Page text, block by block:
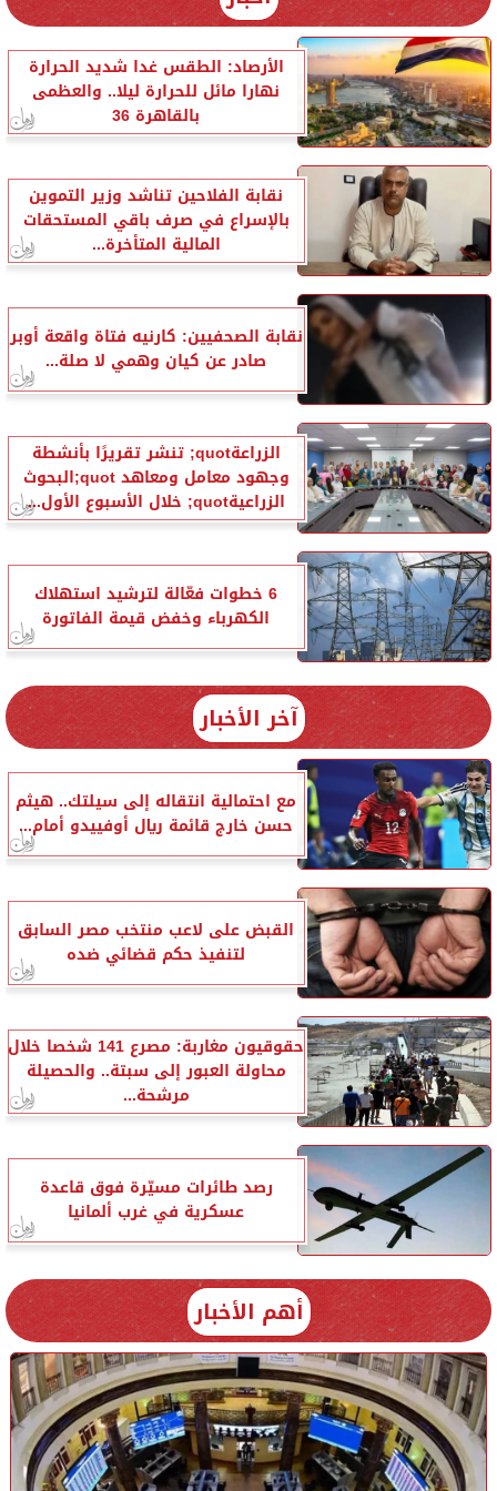
الأرصاد: الطقس غدا شديد الحرارة
نهارا مائل للحرارة ليلا.. والعظمى
بالقاهرة 36
نقابة الفلاحين تناشد وزير التموين
بالإسراع في صرف باقي المستحقات
المالية المتأخرة...
نقابة الصحفيين: كارنيه فتاة واقعة أوبر
صادر عن كيان وهمي لا صلة...
الزراعةquot; تنشر تقريرًا بأنشطة
وجهود معامل ومعاهد quot;البحوث
الزراعيةquot; خلال الأسبوع الأول...
6 خطوات فعّالة لترشيد استهلاك
الكهرباء وخفض قيمة الفاتورة
آخر الأخبار
مع احتمالية انتقاله إلى سيلتك.. هيثم
حسن خارج قائمة ريال أوفييدو أمام...
القبض على لاعب منتخب مصر السابق
لتنفيذ حكم قضائي ضده
حقوقيون مغاربة: مصرع 141 شخصا خلال
محاولة العبور إلى سبتة.. والحصيلة
مرشحة...
رصد طائرات مسيّرة فوق قاعدة
عسكرية في غرب ألمانيا
أهم الأخبار